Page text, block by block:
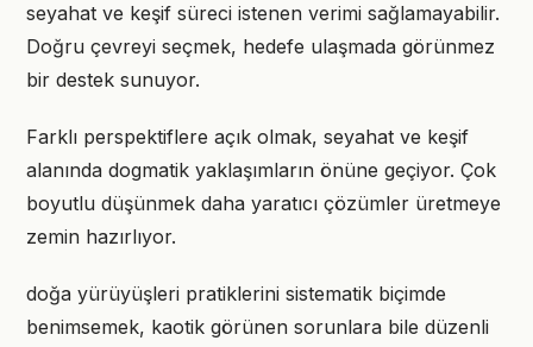
seyahat ve keşif süreci istenen verimi sağlamayabilir.
Doğru çevreyi seçmek, hedefe ulaşmada görünmez
bir destek sunuyor.
Farklı perspektiflere açık olmak, seyahat ve keşif
alanında dogmatik yaklaşımların önüne geçiyor. Çok
boyutlu düşünmek daha yaratıcı çözümler üretmeye
zemin hazırlıyor.
doğa yürüyüşleri pratiklerini sistematik biçimde
benimsemek, kaotik görünen sorunlara bile düzenli